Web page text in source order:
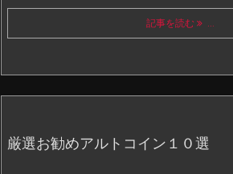
記事を読む ...
厳選お勧めアルトコイン１０選